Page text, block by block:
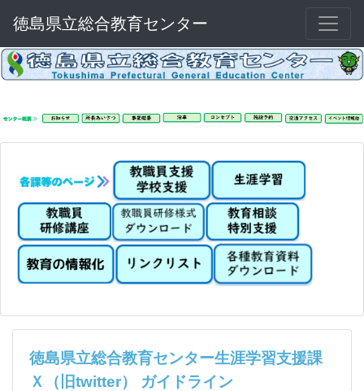
徳島県立総合教育センター
徳島県立総合教育センター生涯学習支援課
Ｘ（旧twitter） ガイドライン